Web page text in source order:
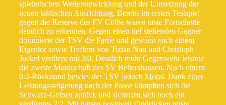
spielerischen Weiterentwicklung und der Umsetzung der
neuen taktischen Ausrichtung. Bereits im ersten Testspiel
gegen die Reserve des FV Cölbe waren erste Fortschritte
deutlich zu erkennen. Gegen einen tief stehenden Gegner
dominierte der TSV die Partie und gewann nach einem
Eigentor sowie Treffern von Tizian Nau und Christoph
Jockel verdient mit 3:0. Deutlich mehr Gegenwehr leistete
die zweite Mannschaft des SV Beltershausen. Nach einem
0:2-Rückstand bewies der TSV jedoch Moral. Dank einer
Leistungssteigerung nach der Pause kämpften sich die
Schwarz-Gelben zurück und sicherten sich noch ein